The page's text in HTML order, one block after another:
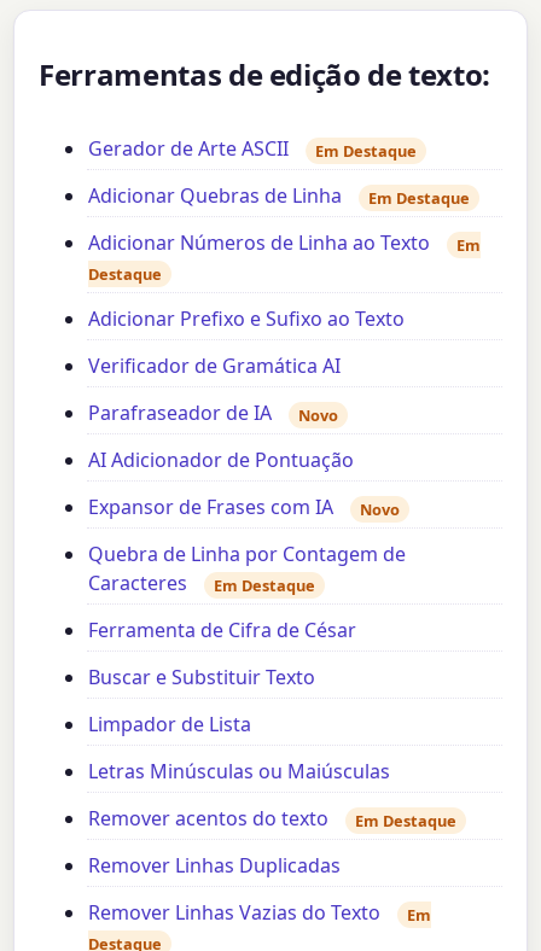
Ferramentas de edição de texto:
Gerador de Arte ASCII Em Destaque
Adicionar Quebras de Linha Em Destaque
Adicionar Números de Linha ao Texto
Em
Destaque
Adicionar Prefixo e Sufixo ao Texto
Verificador de Gramática AI
Parafraseador de IA
Novo
AI Adicionador de Pontuação
Expansor de Frases com IA
Novo
Quebra de Linha por Contagem de
Caracteres
Em Destaque
Ferramenta de Cifra de César
Buscar e Substituir Texto
Limpador de Lista
Letras Minúsculas ou Maiúsculas
Remover acentos do texto
Em Destaque
Remover Linhas Duplicadas
Remover Linhas Vazias do Texto
Em
Destaque